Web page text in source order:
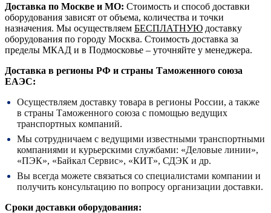
Доставка по Москве и МО: Стоимость и способ доставки
оборудования зависят от объема, количества и точки
назначения. Мы осуществляем БЕСПЛАТНУЮ доставку
оборудования по городу Москва. Стоимость доставка за
пределы МКАД и в Подмосковье – уточняйте у менеджера.
Доставка в регионы РФ и страны Таможенного союза
ЕАЭС:
Осуществляем доставку товара в регионы России, а также
в страны Таможенного союза с помощью ведущих
транспортных компаний.
Мы сотрудничаем с ведущими известными транспортными
компаниями и курьерскими службами: «Деловые линии»,
«ПЭК», «Байкал Сервис», «КИТ», СДЭК и др.
Вы всегда можете связаться со специалистами компании и
получить консультацию по вопросу организации доставки.
Сроки доставки оборудования: